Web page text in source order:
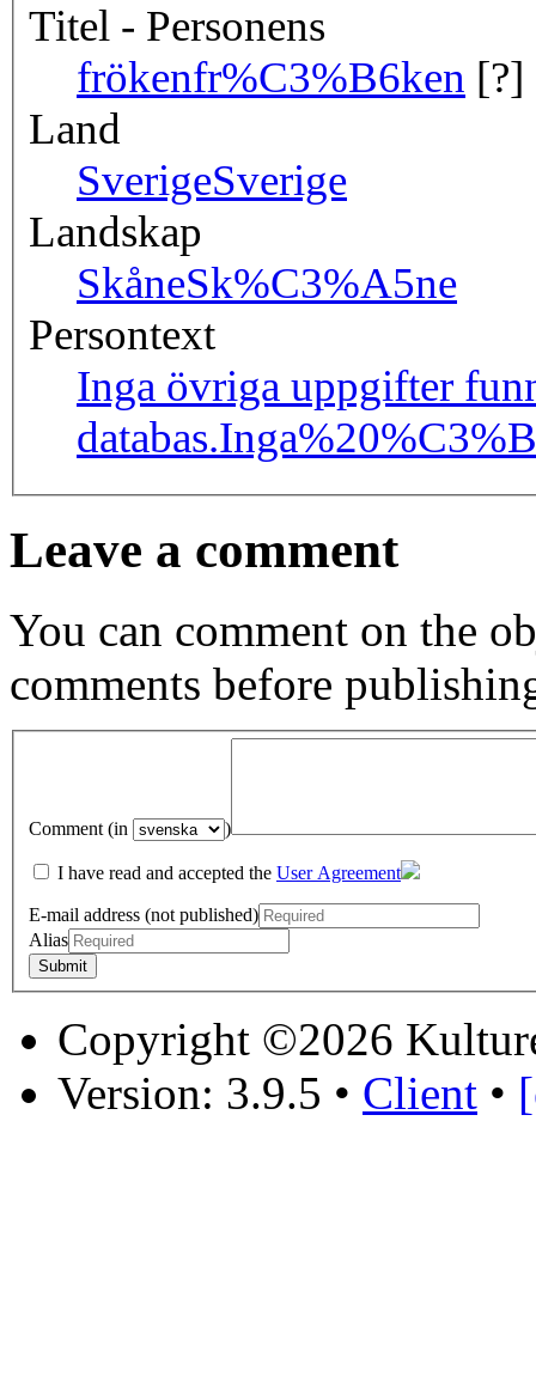
Titel - Personens
frökenfr%C3%B6ken [?]
Land
SverigeSverige
Landskap
SkåneSk%C3%A5ne
Persontext
Inga övriga uppgifter
databas.
Leave a comment
You can comment on the
comments before
Comment (in )
I have read and accepted the User Agreement
E-mail address (not published)
Alias
Copyright ©2026
Version: 3.9.5 • Client •